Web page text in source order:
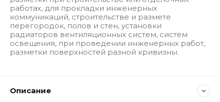
работах, для прокладки инженерных
коммуникаций, строительстве и размете
перегородок, полов и стен, установки
радиаторов вентиляционных систем, систем
освещения, при проведении инженерных работ,
разметки поверхностей разной кривизны.
Описание